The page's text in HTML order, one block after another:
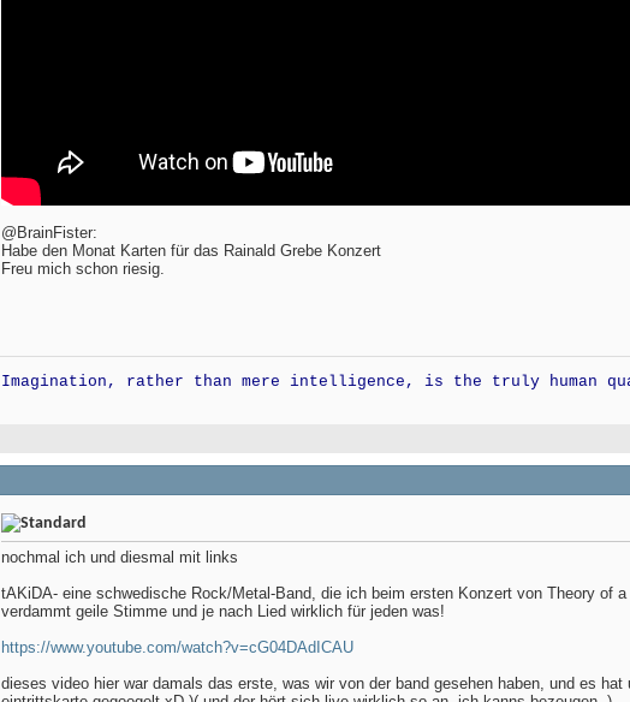
@BrainFister:
Habe den Monat Karten für das Rainald Grebe Konzert
Freu mich schon riesig.
Imagination, rather than mere intelligence, is the truly human
nochmal ich und diesmal mit links
tAKiDA- eine schwedische Rock/Metal-Band, die ich beim ersten Konzert von Theory of
verdammt geile Stimme und je nach Lied wirklich für jeden was!
https://www.youtube.com/watch?v=cG04DAdICAU
dieses video hier war damals das erste, was wir von der band gesehen haben, und es